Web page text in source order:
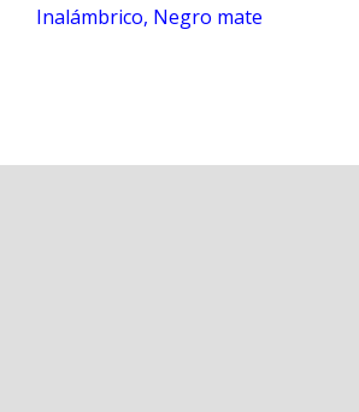
Inalámbrico, Negro mate